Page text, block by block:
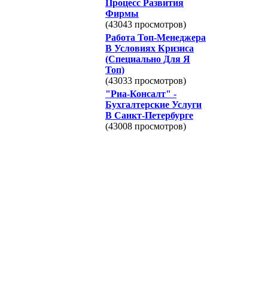
Процесс Развития
Фирмы
(43043 просмотров)
Работа Топ-Менеджера
В Условиях Кризиса
(Специально Для Я
Топ)
(43033 просмотров)
"Риа-Консалт" -
Бухгалтерские Услуги
В Санкт-Петербурге
(43008 просмотров)